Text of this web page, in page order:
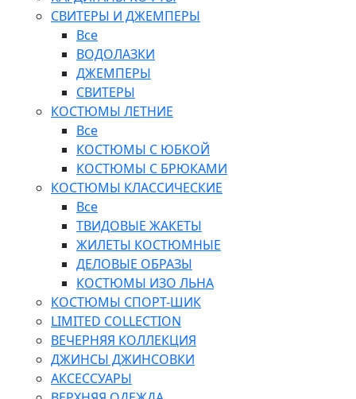
СВИТЕРЫ И ДЖЕМПЕРЫ
Все
ВОДОЛАЗКИ
ДЖЕМПЕРЫ
СВИТЕРЫ
КОСТЮМЫ ЛЕТНИЕ
Все
КОСТЮМЫ С ЮБКОЙ
КОСТЮМЫ С БРЮКАМИ
КОСТЮМЫ КЛАССИЧЕСКИЕ
Все
ТВИДОВЫЕ ЖАКЕТЫ
ЖИЛЕТЫ КОСТЮМНЫЕ
ДЕЛОВЫЕ ОБРАЗЫ
КОСТЮМЫ ИЗО ЛЬНА
КОСТЮМЫ СПОРТ-ШИК
LIMITED COLLECTION
ВЕЧЕРНЯЯ КОЛЛЕКЦИЯ
ДЖИНСЫ ДЖИНСОВКИ
АКСЕССУАРЫ